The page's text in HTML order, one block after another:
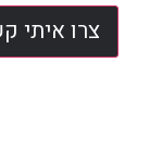
צרו איתי